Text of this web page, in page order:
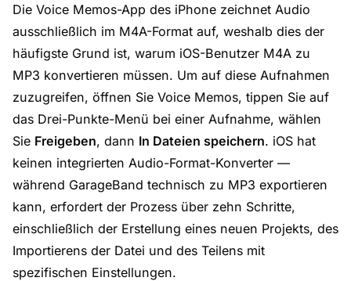
Die Voice Memos-App des iPhone zeichnet Audio
ausschließlich im M4A-Format auf, weshalb dies der
häufigste Grund ist, warum iOS-Benutzer M4A zu
MP3 konvertieren müssen. Um auf diese Aufnahmen
zuzugreifen, öffnen Sie Voice Memos, tippen Sie auf
das Drei-Punkte-Menü bei einer Aufnahme, wählen
Sie Freigeben, dann In Dateien speichern. iOS hat
keinen integrierten Audio-Format-Konverter —
während GarageBand technisch zu MP3 exportieren
kann, erfordert der Prozess über zehn Schritte,
einschließlich der Erstellung eines neuen Projekts, des
Importierens der Datei und des Teilens mit
spezifischen Einstellungen.